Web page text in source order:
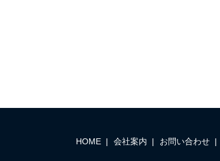
HOME 会社案内 お問い合わせ